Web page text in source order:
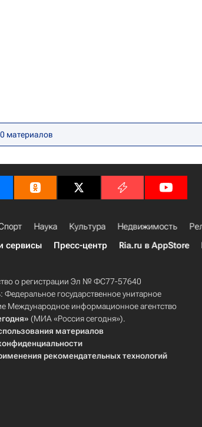
материалов
Наука Культура Недвижимость
сервисы Пресс-центр Ria.ru в AppStore
о регистрации Эл № ФС77-57640
Федеральное государственное унитарное
Международное информационное агентство
(МИА «Россия сегодня»).
материалов
рекомендательных технологий